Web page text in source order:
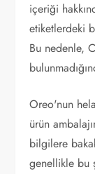
içeriği
etiketlerdeki
Bu nedenle,
Oreo'nun
ürün
bilgilere
genellikle bu